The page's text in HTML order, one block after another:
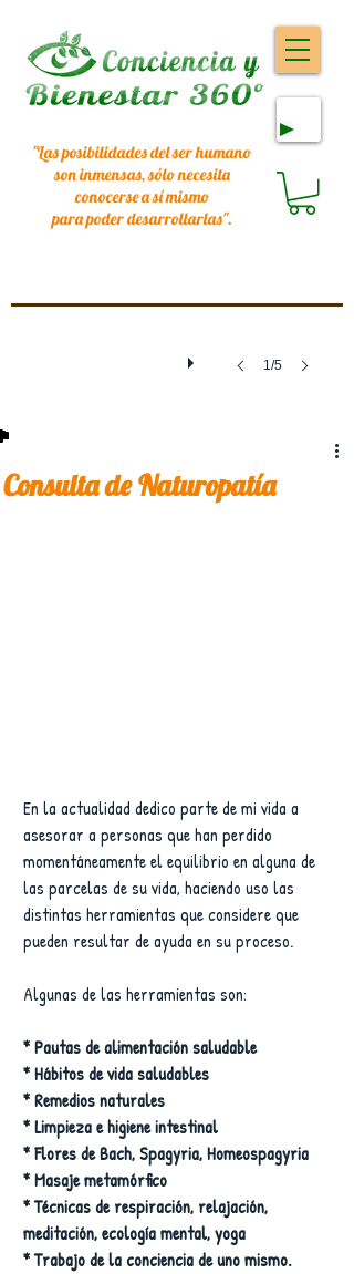
"Las posibilidades del ser humano
son inmensas, sólo necesita
conocerse a sí mismo
para poder desarrollarlas".
1/5
Consulta de Naturopatía
En la actualidad dedico parte de mi vida a
asesorar a personas que han perdido
momentáneamente el equilibrio en alguna de
las parcelas de su vida, haciendo uso las
distintas herramientas que considere que
pueden resultar de ayuda en su proceso.
Algunas de las herramientas son:
*Pautas de alimentación saludable
* Hábitos de vida saludables
* Remedios naturales
* Limpieza e higiene intestinal
* Flores de Bach, Spagyria, Homeospagyria
* Masaje metamórfico
* Técnicas de respiración, relajación,
meditación, ecología mental, yoga
* Trabajo de la conciencia de uno mismo.